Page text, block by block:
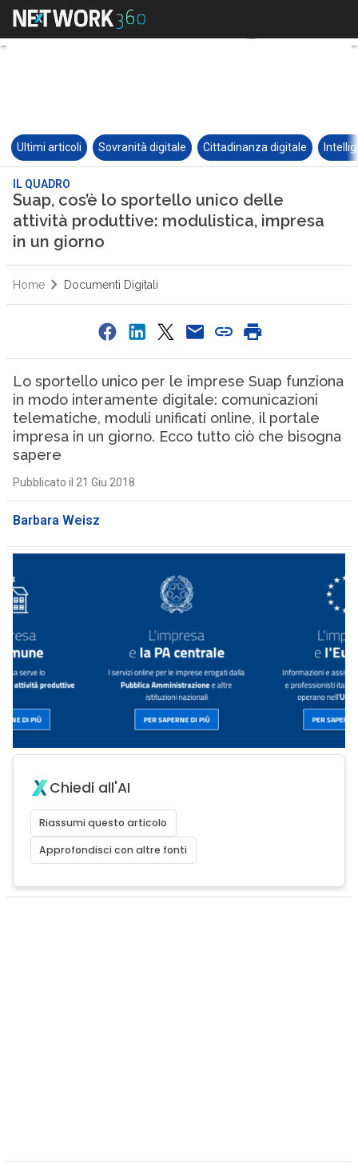
Ultimi articoli Sovranità digitale Cittadinanza digitale
IL QUADRO
Suap, cos’è lo sportello unico delle
attività produttive: modulistica, impresa
in un giorno
Home Documenti Digitali
Lo sportello unico per le imprese Suap funziona
in modo interamente digitale: comunicazioni
telematiche, moduli unificati online, il portale
impresa in un giorno. Ecco tutto ciò che bisogna
sapere
Pubblicato il 21 Giu 2018
Barbara Weisz
Chiedi all'AI
Riassumi questo articolo
Approfondisci con altre fonti